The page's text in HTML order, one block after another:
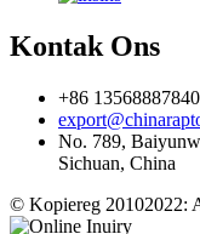
Kontak Ons
+86 13568887840
No. 789,
Sichuan, China
© Kopiereg 20102022: